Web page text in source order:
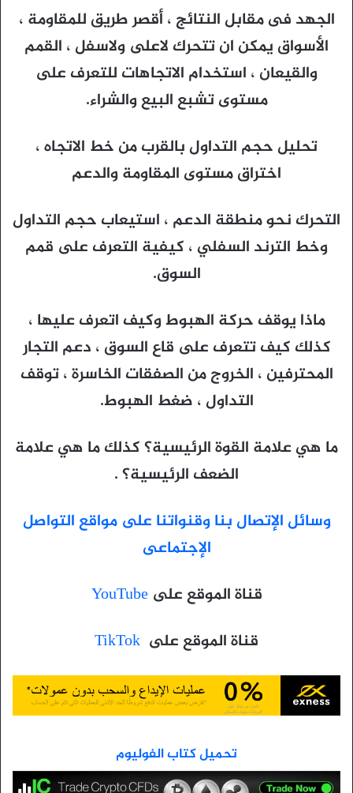
الجهد فى مقابل النتائج ، أقصر طريق للمقاومة ،
الأسواق يمكن ان تتحرك لاعلى ولاسفل ، القمم
والقيعان ، استخدام الاتجاهات للتعرف على
مستوى تشبع البيع والشراء.
تحليل حجم التداول بالقرب من خط الاتجاه ،
اختراق مستوى المقاومة والدعم
التحرك نحو منطقة الدعم ، استيعاب حجم التداول
وخط الترند السفلي ، كيفية التعرف على قمم
السوق.
ماذا يوقف حركة الهبوط وكيف اتعرف عليها ،
كذلك كيف تتعرف على قاع السوق ، دعم التجار
المحترفين ، الخروج من الصفقات الخاسرة ، توقف
التداول ، ضغط الهبوط.
ما هي علامة القوة الرئيسية؟ كذلك ما هي علامة
الضعف الرئيسية؟ .
وسائل الإتصال بنا وقنواتنا على مواقع التواصل
الإجتماعى
قناة الموقع علىYouTube
قناة الموقع على TikTok
تحميل كتاب الفوليوم